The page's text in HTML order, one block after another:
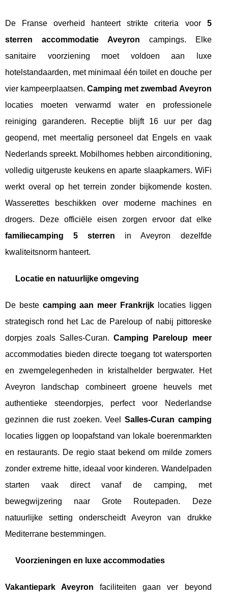
De Franse overheid hanteert strikte criteria voor 5
sterren accommodatie Aveyron campings. Elke
sanitaire voorziening moet voldoen aan luxe
hotelstandaarden, met minimaal één toilet en douche per
vier kampeerplaatsen.Camping met zwembad Aveyron
locaties moeten verwarmd water en professionele
reiniging garanderen. Receptie blijft 16 uur per dag
geopend, met meertalig personeel dat Engels en vaak
Nederlands spreekt. Mobilhomes hebben airconditioning,
volledig uitgeruste keukens en aparte slaapkamers. WiFi
werkt overal op het terrein zonder bijkomende kosten.
Wasserettes beschikken over moderne machines en
drogers. Deze officiële eisen zorgen ervoor dat elke
familiecamping 5 sterren in Aveyron dezelfde
kwaliteitsnorm hanteert.
Locatie en natuurlijke omgeving
De beste camping aan meer Frankrijk locaties liggen
strategisch rond het Lac de Pareloup of nabij pittoreske
dorpjes zoals Salles-Curan.Camping Pareloup meer
accommodaties bieden directe toegang tot watersporten
en zwemgelegenheden in kristalhelder bergwater. Het
Aveyron landschap combineert groene heuvels met
authentieke steendorpjes, perfect voor Nederlandse
gezinnen die rust zoeken. Veel Salles-Curan camping
locaties liggen op loopafstand van lokale boerenmarkten
en restaurants. De regio staat bekend om milde zomers
zonder extreme hitte, ideaal voor kinderen. Wandelpaden
starten vaak direct vanaf de camping, met
bewegwijzering naar Grote Routepaden. Deze
natuurlijke setting onderscheidt Aveyron van drukke
Mediterrane bestemmingen.
Voorzieningen en luxe accommodaties
Vakantiepark Aveyron faciliteiten gaan ver beyond